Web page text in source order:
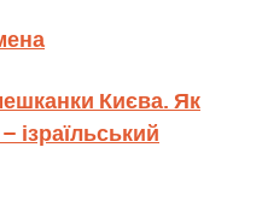
Києва. Як
ізраїльський